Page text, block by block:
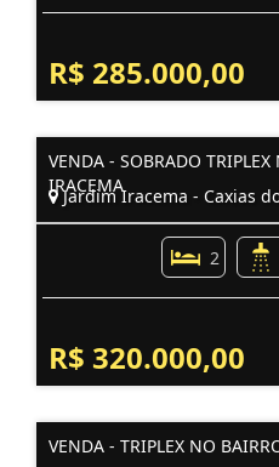
R$ 285.000,00
VENDA - SOBRADO
IRACEMA
Jardim Iracema - Caxias
2
R$ 320.000,00
VENDA - TRIPLEX NO